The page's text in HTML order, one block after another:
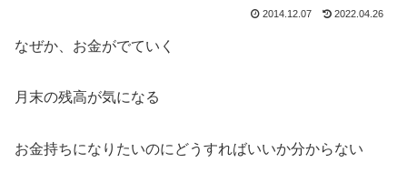
2014.12.07 2022.04.26
なぜか、お金がでていく
月末の残高が気になる
お金持ちになりたいのにどうすればいいか分からない